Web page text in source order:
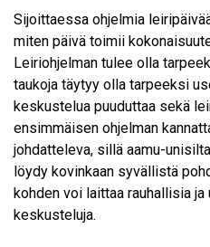
Sijoittaessa ohjelmia
miten päivä toimii
Leiriohjelman tulee olla
taukoja täytyy olla tarpeeksi
keskustelua puuduttaa sekä
ensimmäisen ohjelman
johdatteleva, sillä aamu-
löydy kovinkaan syvällistä
kohden voi laittaa rauhallisia
keskusteluja.